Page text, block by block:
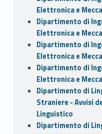
Elettronica e
Dipartimento di
Elettronica e
Dipartimento di
Elettronica e
Dipartimento di
Elettronica e
Dipartimento di
Straniere - Avvisi
Linguistico
Dipartimento di